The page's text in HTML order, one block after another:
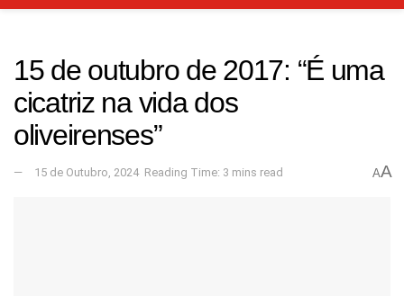
15 de outubro de 2017: “É uma
cicatriz na vida dos
oliveirenses”
15 de Outubro, 2024 Reading Time: 3 mins read AA